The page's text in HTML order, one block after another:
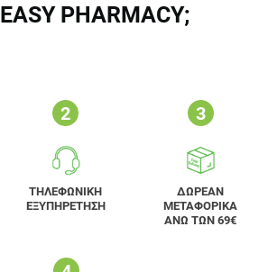
EASY PHARMACY;
ΤΗΛΕΦΩΝΙΚΗ
ΕΞΥΠΗΡΕΤΗΣΗ
ΔΩΡΕΑΝ
ΜΕΤΑΦΟΡΙΚΑ
ΑΝΩ ΤΩΝ 69€